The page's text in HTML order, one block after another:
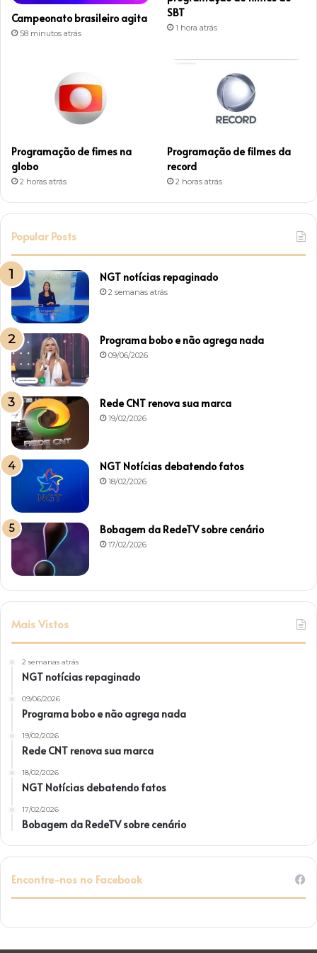
a
m
Campeonato brasileiro agita
58 minutos atrás
SBT
1 hora atrás
Programação de fimes na
globo
2 horas atrás
Programação de filmes da
record
2 horas atrás
Popular Posts
NGT notícias repaginado
2 semanas atrás
Programa bobo e não agrega nada
09/06/2026
Rede CNT renova sua marca
19/02/2026
NGT Notícias debatendo fatos
18/02/2026
Bobagem da RedeTV sobre cenário
17/02/2026
Mais Vistos
2 semanas atrás
NGT notícias repaginado
09/06/2026
Programa bobo e não agrega nada
19/02/2026
Rede CNT renova sua marca
18/02/2026
NGT Notícias debatendo fatos
17/02/2026
Bobagem da RedeTV sobre cenário
Encontre-nos no Facebook